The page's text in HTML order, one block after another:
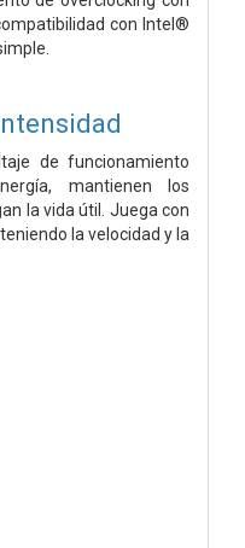
con Intel®
de funcionamiento
mantienen los
la vida útil. Juega con
la velocidad y la